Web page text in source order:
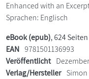
Enhanced with an
Sprachen: Englisch
eBook (epub), 624 Seiten
EAN 9781501136993
Veröffentlicht
Verlag/Hersteller Simon